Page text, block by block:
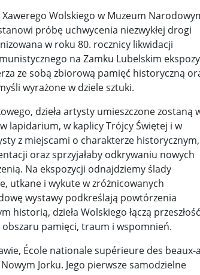
Trumpa. Negocjuj albo płać 50 proc. ...
gniazdo os odkryto w dawnych zakładac ...
Rosja dwa razy uderzała z po ...
Warszawskiego ... Nie ma patriotyzmu bez
ciszy ... Perspektywa świadka, perspektywa
... Gazowe Imperium Warszawy ...
Lesbijka została arcybiskupem. Pi ... Komu
kontrowersje wokół RARS. Po zmianie prezes ...
Skierniewicach ... Dymisja premiera Litwy.
... Kneecap i sprawa Gazy.
Wolskiego w Muzeum
próbę uchwycenia niezwykłej drogi
w roku 80. rocznicy likwidacji
na Zamku Lubelskim
ze sobą zbiorową pamięć historyczną
wyrażone w dziele sztuki.
dzieła artysty umieszczone zostaną
lapidarium, w kaplicy Trójcy Świętej i w
z miejscami o charakterze historycznym,
oraz sprzyjałaby odkrywaniu nowych
Na ekspozycji odnajdziemy ślady
utkane i wykute w zróżnicowanych
wystawy podkreślają powtórzenia
dzieła Wolskiego łączą
pamięci, traum i wspomnień.
École nationale supérieure des beaux-
Jorku. Jego pierwsze samodzielne